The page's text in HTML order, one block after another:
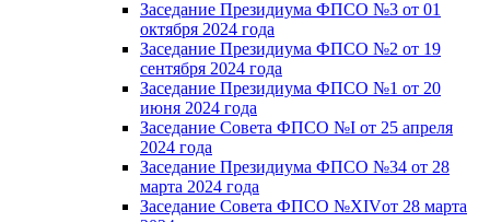
Заседание Президиума ФПСО №3 от 01
октября 2024 года
Заседание Президиума ФПСО №2 от 19
сентября 2024 года
Заседание Президиума ФПСО №1 от 20
июня 2024 года
Заседание Совета ФПСО №I от 25 апреля
2024 года
Заседание Президиума ФПСО №34 от 28
марта 2024 года
Заседание Совета ФПСО №XIVот 28 марта